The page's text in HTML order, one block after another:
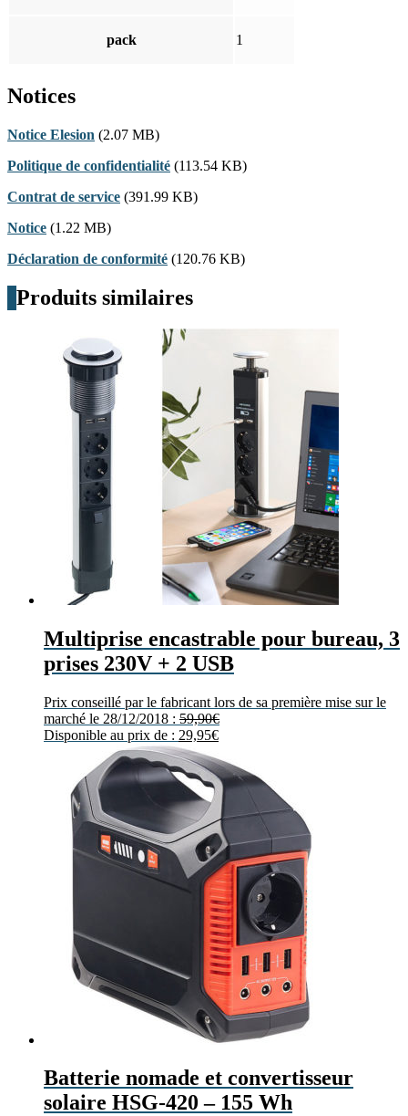
pack 1
Notices
Notice Elesion (2.07 MB)
Politique de confidentialité (113.54 KB)
Contrat de service (391.99 KB)
Notice (1.22 MB)
Déclaration de conformité (120.76 KB)
Produits similaires
Multiprise encastrable pour bureau, 3
prises 230V + 2 USB
Prix conseillé par le fabricant lors de sa première mise sur le
marché le 28/12/2018 : 59,90€
Disponible au prix de : 29,95€
Batterie nomade et convertisseur
solaire HSG-420 – 155 Wh